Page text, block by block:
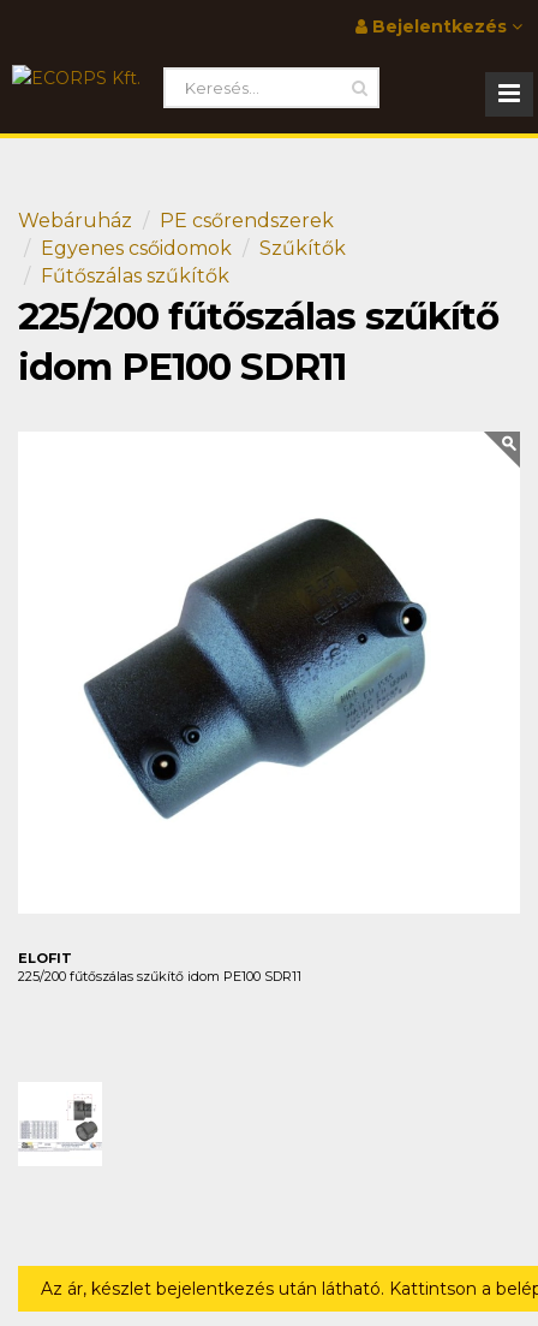
Bejelentkezés
Webáruház
PE csőrendszerek
Egyenes csőidomok
Szűkítők
Fűtőszálas szűkítők
225/200 fűtőszálas szűkítő
idom PE100 SDR11
ELOFIT
225/200 fűtőszálas szűkítő idom PE100 SDR11
Az ár, készlet bejelentkezés után látható. Kattintson a